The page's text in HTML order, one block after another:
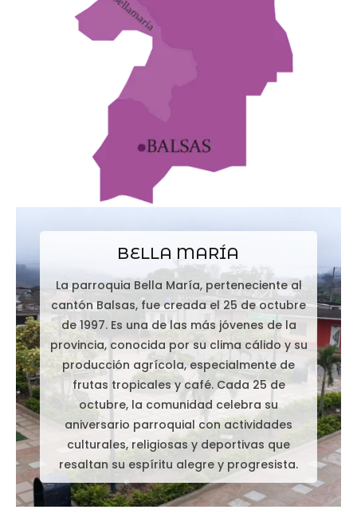
BELLA MARÍA
La parroquia Bella María, perteneciente al
cantón Balsas, fue creada el 25 de octubre
de 1997. Es una de las más jóvenes de la
provincia, conocida por su clima cálido y su
producción agrícola, especialmente de
frutas tropicales y café. Cada 25 de
octubre, la comunidad celebra su
aniversario parroquial con actividades
culturales, religiosas y deportivas que
resaltan su espíritu alegre y progresista.